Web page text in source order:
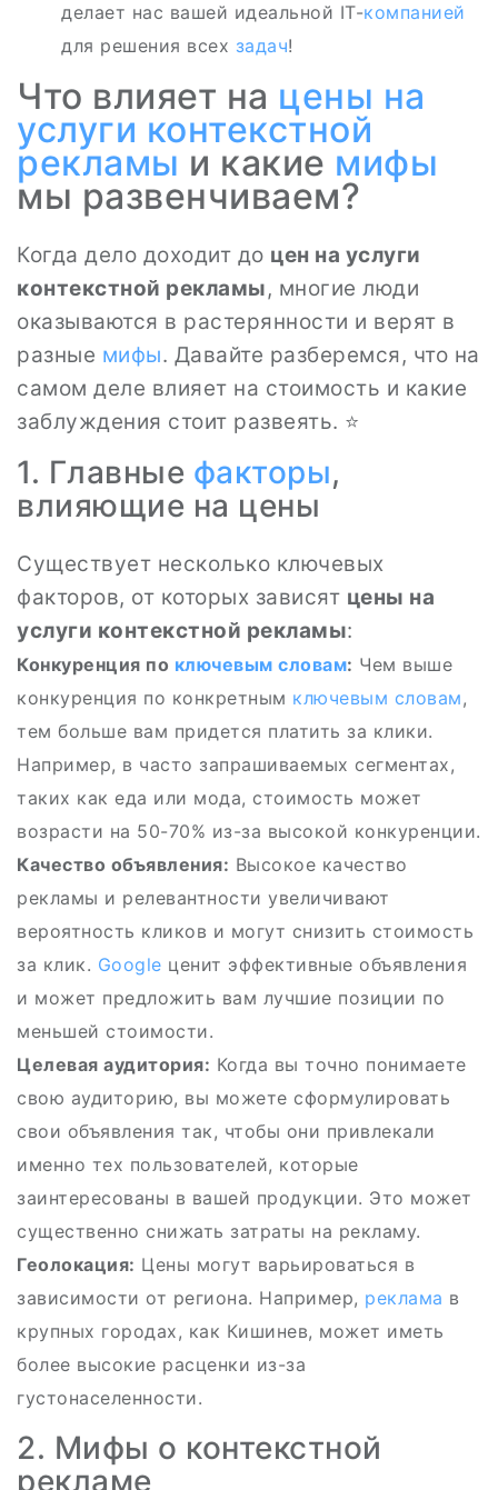
делает нас вашей идеальной IT-компанией
для решения всех задач!
Что влияет на цены на
услуги контекстной
рекламы и какие мифы
мы развенчиваем?
Когда дело доходит до цен на услуги
контекстной рекламы, многие люди
оказываются в растерянности и верят в
разные мифы. Давайте разберемся, что на
самом деле влияет на стоимость и какие
заблуждения стоит развеять. ⭐
1. Главные факторы,
влияющие на цены
Существует несколько ключевых
факторов, от которых зависят цены на
услуги контекстной рекламы:
Конкуренция по ключевым словам: Чем выше
конкуренция по конкретным ключевым словам,
тем больше вам придется платить за клики.
Например, в часто запрашиваемых сегментах,
таких как еда или мода, стоимость может
возрасти на 50-70% из-за высокой конкуренции.
Качество объявления: Высокое качество
рекламы и релевантности увеличивают
вероятность кликов и могут снизить стоимость
за клик. Google ценит эффективные объявления
и может предложить вам лучшие позиции по
меньшей стоимости.
Целевая аудитория: Когда вы точно понимаете
свою аудиторию, вы можете сформулировать
свои объявления так, чтобы они привлекали
именно тех пользователей, которые
заинтересованы в вашей продукции. Это может
существенно снижать затраты на рекламу.
Геолокация: Цены могут варьироваться в
зависимости от региона. Например, реклама в
крупных городах, как Кишинев, может иметь
более высокие расценки из-за
густонаселенности.
2. Мифы о контекстной
рекламе